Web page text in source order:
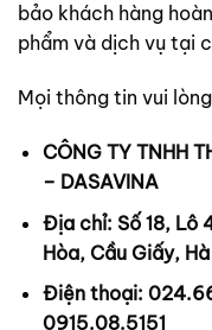
bảo khách hàng
phẩm và dịch vụ tại
Mọi thông tin vui
CÔNG TY TNHH
– DASAVINA
Địa chỉ: Số 18, Lô
Hòa, Cầu Giấy,
Điện thoại:
0915.08.5151